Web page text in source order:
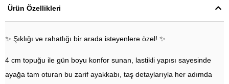
Ürün Özellikleri
✨ Şıklığı ve rahatlığı bir arada isteyenlere özel! ✨
4 cm topuğu ile gün boyu konfor sunan, lastikli yapısı sayesinde
ayağa tam oturan bu zarif ayakkabı, taş detaylarıyla her adımda